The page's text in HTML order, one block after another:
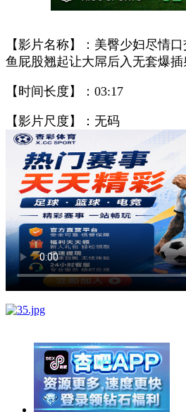
【影片名称】：美臀少妇尽情
鱼屁股翘起让大屌后入无套爆插
【时间长度】：03:17
【影片尺度】：无码